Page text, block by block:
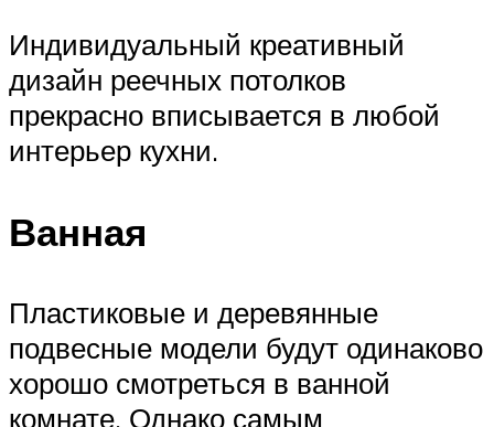
Индивидуальный креативный
дизайн реечных потолков
прекрасно вписывается в любой
интерьер кухни.
Ванная
Пластиковые и деревянные
подвесные модели будут одинаково
хорошо смотреться в ванной
комнате. Однако самым